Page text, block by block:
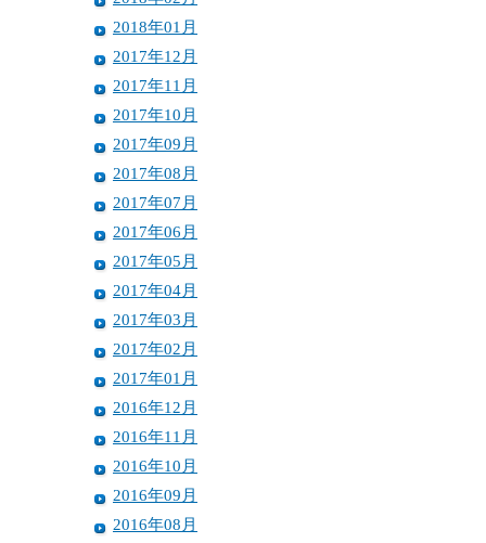
2018年01月
2017年12月
2017年11月
2017年10月
2017年09月
2017年08月
2017年07月
2017年06月
2017年05月
2017年04月
2017年03月
2017年02月
2017年01月
2016年12月
2016年11月
2016年10月
2016年09月
2016年08月